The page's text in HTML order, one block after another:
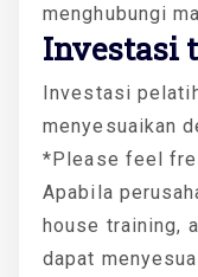
menghubungi
Investasi
Investasi
menyesuaikan
*Please feel
Apabila
house training,
dapat